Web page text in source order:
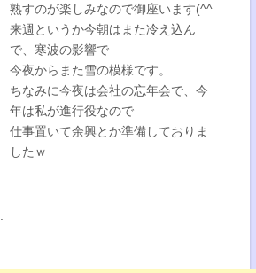
熟すのが楽しみなので御座います(^^
来週というか今朝はまた冷え込ん
で、寒波の影響で
今夜からまた雪の模様です。
ちなみに今夜は会社の忘年会で、今
年は私が進行役なので
仕事置いて余興とか準備しておりま
したｗ